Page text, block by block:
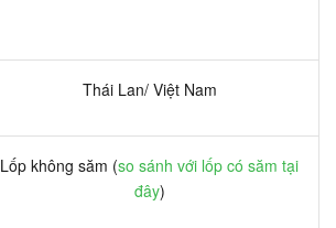
Thái Lan/ Việt Nam
Lốp không săm (so sánh với lốp có săm tại
đây)